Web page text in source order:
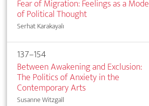
Fear of Migration: Feelings as a Mode
of Political Thought
Serhat Karakayalı
137–154
Between Awakening and Exclusion:
The Politics of Anxiety in the
Contemporary Arts
Susanne Witzgall